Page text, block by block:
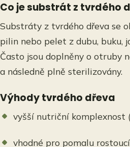
Co je substrát z tvrdého
Substráty z tvrdého dřeva se
pilin nebo pelet z dubu, buku,
Často jsou doplněny o otruby
a následně plně sterilizovány.
Výhody tvrdého dřeva
vyšší nutriční komplexnost
vhodné pro pomalu